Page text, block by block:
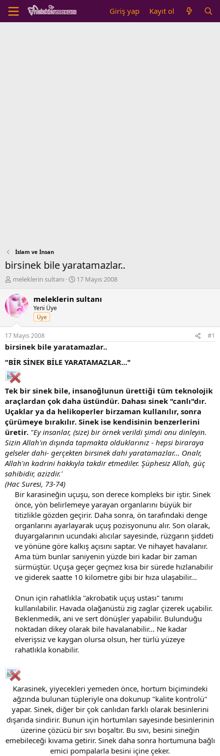
Giriş yap Kayıt ol
İslam ve İnsan
birsinek bile yaratamazlar..
K
n
b
u
y
u
b
a
ş
l
a
t
a
n
meleklerin sultanı
B
ş
ı
ç
t
a
h
i
17 Mayıs 2008
meleklerin sultanı
Yeni Üye
Üye
17 Mayıs 2008 #1
birsinek bile yaratamazlar..
"BİR SİNEK BİLE YARATAMAZLAR..."
Tek bir sinek bile, insanoğlunun ürettiği tüm teknolojik
araçlardan çok daha üstündür. Dahası sinek "canlı"dır.
Uçaklar ya da helikoperler birzaman kullanılır, sonra
çürümeye bırakılır. Sinek ise kendisinin benzerlerini
üretir. "Ey insanlar, (size) bir örnek verildi şimdi onu dinleyin.
Sizin Allah'ın dışında tapmakta olduklarınız - hepsi biraraya
gelseler dahi- gerçekten birsinek dahi yaratamazlar... Onalr,
Allah'ın kadrini hakkıyla takdir etmediler. Şüphesiz Allah, güç
sahibidir, azizdir.'
(Hac Suresi, 73-74)
Bir karasineğin uçuşu, son derece kompleks bir iştir. Sinek
önce, yön belirlemeye yarayan organlarını büyük bir
titizlikle gözden geçirir. Daha sonra, ön tarafındaki denge
organlarını ayarlayarak uçuş pozisyonunu alır. Son olarak,
duyargalarının ucundaki alıcılar sayesinde, rüzgarın şiddeti
ve yönüne göre kalkış açısını saptar. Ve nihayet havalanır.
Ama tüm bunlar saniyenin yüzde biri kadar bir zaman
sürmüştür. Uçuşa geçer geçmez kısa bir sürede hızlanabilir
ve giderek saatte 10 kilometre gibi bir hıza ulaşabilir...
Onun için rahatlıkla "akrobatik uçuş ustası" tanımı
kullanılabilir. Havada olağanüstü zig zaglar çizerek uçabilir.
Beklenmedik, ani ve sert dönüşler yapabilir. Bulunduğu
noktadan dikey olarak bile havalanabilir... Ne kadar
elverişsiz ve kaygan olursa olsun, her türlü yüzeye
rahatlıkla konabilir.
Karasinek, yiyecekleri yemeden önce, hortum biçimindeki
ağzında bulunan tüpleriyle ona dokunup "kalite kontrolü"
yapar. Sinek, diğer bir çok canlıdan farklı olarak besinlerini
dışarıda sindirir. Bunun için hortumları sayesinde besinlerinin
üzerine çözücü bir sıvı boşaltır. Bu sıvı, besini sineğin
emebileceği kıvama getirir. Sinek daha sonra hortumuna bağlı
emici pompalarla besini içine çeker.